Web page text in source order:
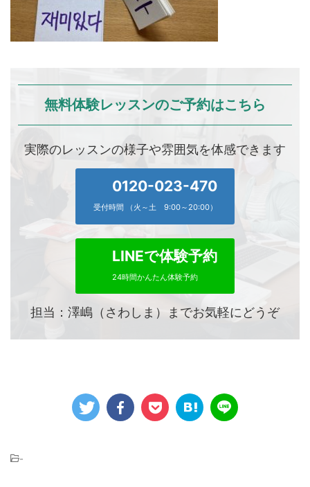
無料体験レッスンのご予約はこちら
実際のレッスンの様子や雰囲気を体感できます
0120-023-470
受付時間 （火～土 9:00～20:00）
LINEで体験予約
24時間かんたん体験予約
担当：澤嶋（さわしま）までお気軽にどうぞ
-